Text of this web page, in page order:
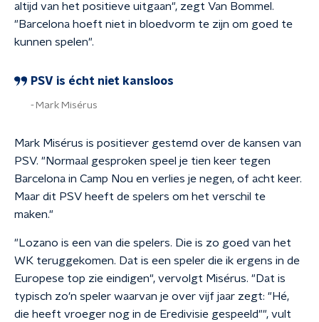
altijd van het positieve uitgaan", zegt Van Bommel.
"Barcelona hoeft niet in bloedvorm te zijn om goed te
kunnen spelen".
PSV is écht niet kansloos
Mark Misérus
Mark Misérus is positiever gestemd over de kansen van
PSV. "Normaal gesproken speel je tien keer tegen
Barcelona in Camp Nou en verlies je negen, of acht keer.
Maar dit PSV heeft de spelers om het verschil te
maken."
"Lozano is een van die spelers. Die is zo goed van het
WK teruggekomen. Dat is een speler die ik ergens in de
Europese top zie eindigen", vervolgt Misérus. "Dat is
typisch zo'n speler waarvan je over vijf jaar zegt: "Hé,
die heeft vroeger nog in de Eredivisie gespeeld"", vult